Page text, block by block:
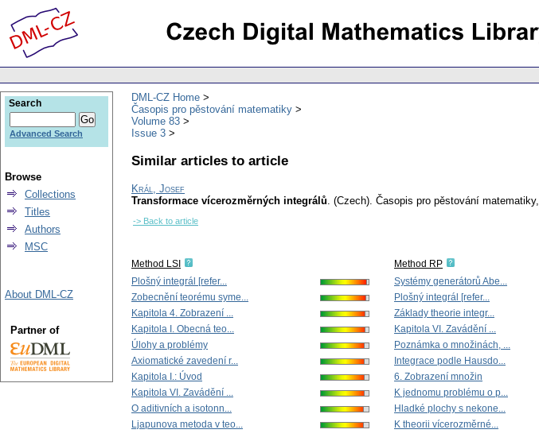
DML-CZ Home
Časopis pro pěstování matematiky
Volume 83
Issue 3
Similar articles to article
Král, Josef
Transformace vícerozměrných integrálů. (Czech). Časopis pro pěstování matematiky,
-> Back to article
Method LSI
Plošný integrál [refer...
Zobecnění teorému syme...
Kapitola 4. Zobrazení ...
Kapitola I. Obecná teo...
Úlohy a problémy
Axiomatické zavedení r...
Kapitola I.: Úvod
Kapitola VI. Zavádění ...
O aditivních a isotonn...
Ljapunova metoda v teo...
Method RP
Systémy generátorů Abe...
Plošný integrál [refer...
Základy theorie integr...
Kapitola VI. Zavádění ...
Poznámka o množinách, ...
Integrace podle Hausdo...
6. Zobrazení množin
K jednomu problému o p...
Hladké plochy s nekone...
K theorii vícerozměrné...
Search
Advanced Search
Browse
Collections
Titles
Authors
MSC
About DML-CZ
Partner of